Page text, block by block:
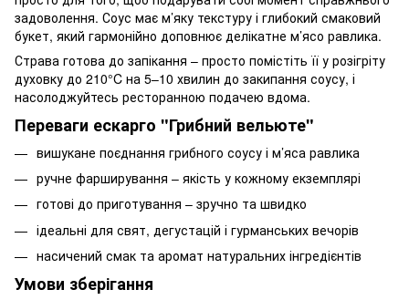
задоволення. Соус має м’яку текстуру і глибокий смаковий
букет, який гармонійно доповнює делікатне м’ясо равлика.
Страва готова до запікання – просто помістіть її у розігріту
духовку до 210°C на 5–10 хвилин до закипання соусу, і
насолоджуйтесь ресторанною подачею вдома.
Переваги ескарго "Грибний вельюте"
вишукане поєднання грибного соусу і м’яса равлика
ручне фарширування – якість у кожному екземплярі
готові до приготування – зручно та швидко
ідеальні для свят, дегустацій і гурманських вечорів
насичений смак та аромат натуральних інгредієнтів
Умови зберігання